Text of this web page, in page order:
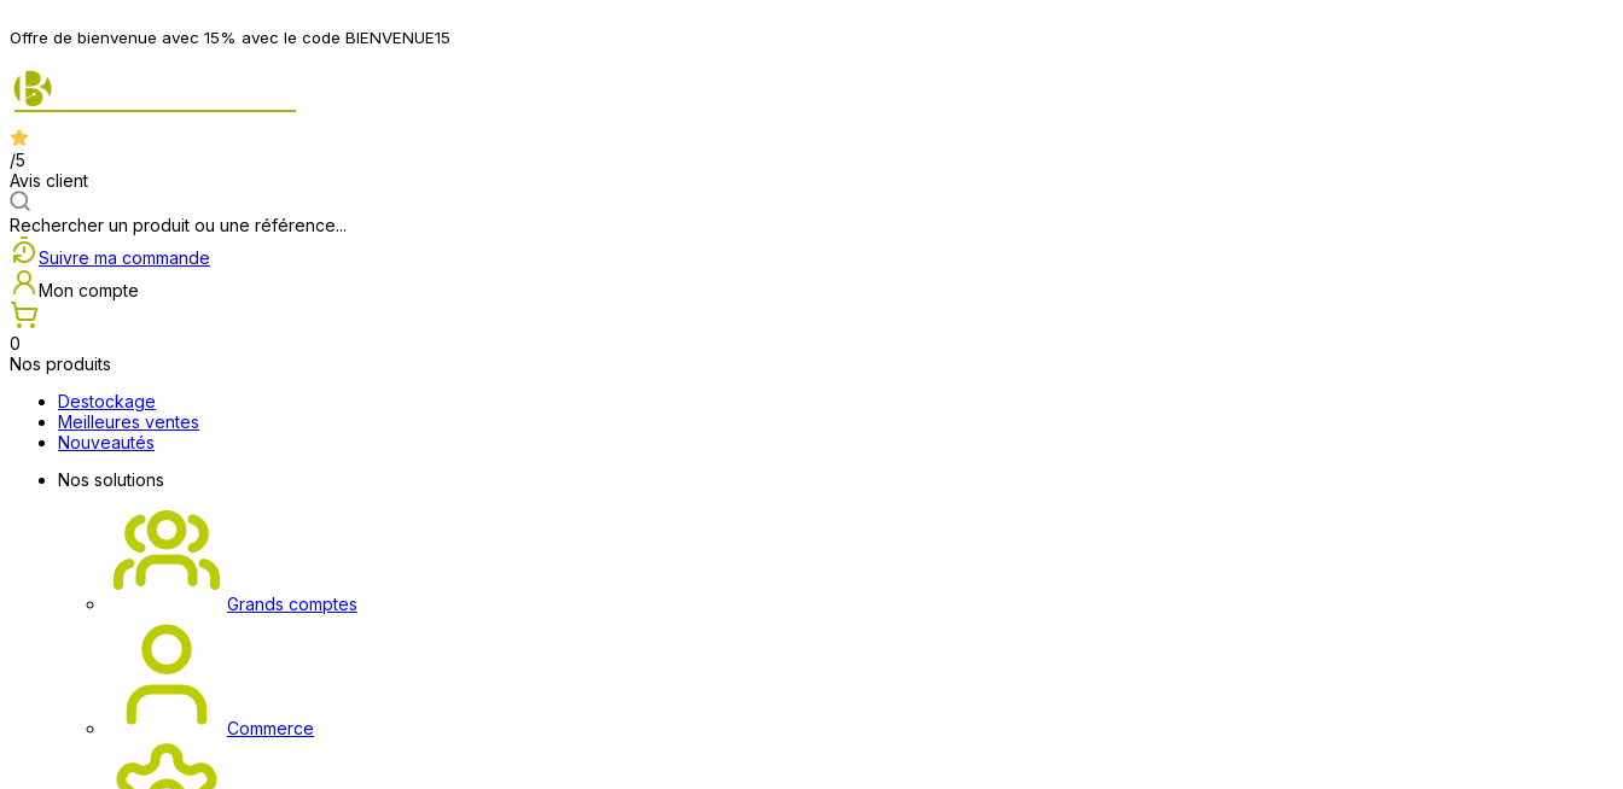
Offre de bienvenue avec 15% avec le code BIENVENUE15
/5
Avis client
Rechercher un produit ou une référence...
Suivre ma commande
Mon compte
0
Nos produits
Destockage
Meilleures ventes
Nouveautés
Nos solutions
Grands comptes
Commerce